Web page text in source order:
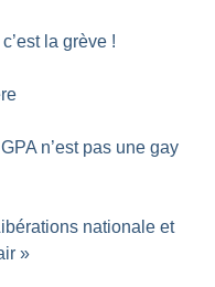
la grève !
n’est pas une gay
nationale et
»